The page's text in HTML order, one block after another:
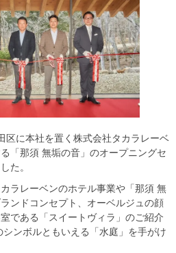
区に本社を置く株式会社タカラレーベ
「那須 無垢の音」のオープニングセ
た。
ラレーベンのホテル事業や「那須 無
ンドコンセプト、オーベルジュの顔
である「スイートヴィラ」のご紹介
ンボルともいえる「水庭」を手がけ